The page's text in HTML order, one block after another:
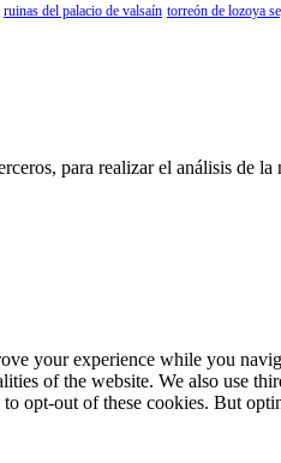
ruinas del palacio de valsaín torreón de lozoya
para realizar el análisis de
your experience while you
of the website. We also use
opt-out of these cookies. But